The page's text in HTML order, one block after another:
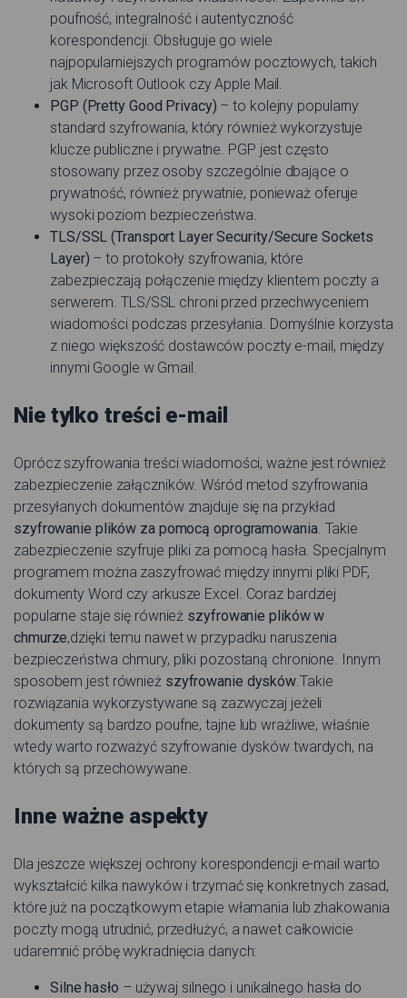
poufność, integralność i autentyczność
korespondencji. Obsługuje go wiele
najpopularniejszych programów pocztowych, takich
jak Microsoft Outlook czy Apple Mail.
PGP (Pretty Good Privacy) – to kolejny popularny
standard szyfrowania, który również wykorzystuje
klucze publiczne i prywatne. PGP jest często
stosowany przez osoby szczególnie dbające o
prywatność, również prywatnie, ponieważ oferuje
wysoki poziom bezpieczeństwa.
TLS/SSL (Transport Layer Security/Secure Sockets
Layer) – to protokoły szyfrowania, które
zabezpieczają połączenie między klientem poczty a
serwerem. TLS/SSL chroni przed przechwyceniem
wiadomości podczas przesyłania. Domyślnie korzysta
z niego większość dostawców poczty e-mail, między
innymi Google w Gmail.
Nie tylko treści e-mail
Oprócz szyfrowania treści wiadomości, ważne jest również
zabezpieczenie załączników. Wśród metod szyfrowania
przesyłanych dokumentów znajduje się na przykład
szyfrowanie plików za pomocą oprogramowania . Takie
zabezpieczenie szyfruje pliki za pomocą hasła. Specjalnym
programem można zaszyfrować między innymi pliki PDF,
dokumenty Word czy arkusze Excel. Coraz bardziej
popularne staje się również szyfrowanie plików w
chmurze,dzięki temu nawet w przypadku naruszenia
bezpieczeństwa chmury, pliki pozostaną chronione. Innym
sposobem jest również szyfrowanie dysków .Takie
rozwiązania wykorzystywane są zazwyczaj jeżeli
dokumenty są bardzo poufne, tajne lub wrażliwe, właśnie
wtedy warto rozważyć szyfrowanie dysków twardych, na
których są przechowywane.
Inne ważne aspekty
Dla jeszcze większej ochrony korespondencji e-mail warto
wykształcić kilka nawyków i trzymać się konkretnych zasad,
które już na początkowym etapie włamania lub zhakowania
poczty mogą utrudnić, przedłużyć, a nawet całkowicie
udaremnić próbę wykradnięcia danych:
Silne hasło – używaj silnego i unikalnego hasła do